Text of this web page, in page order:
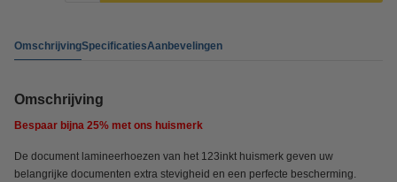
OmschrijvingSpecificatiesAanbevelingen
Omschrijving
Bespaar bijna 25% met ons huismerk
De document lamineerhoezen van het 123inkt huismerk geven uw
belangrijke documenten extra stevigheid en een perfecte bescherming.